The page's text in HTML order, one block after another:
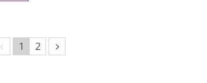
Vorherige Seite
1 2 Nächste Seite